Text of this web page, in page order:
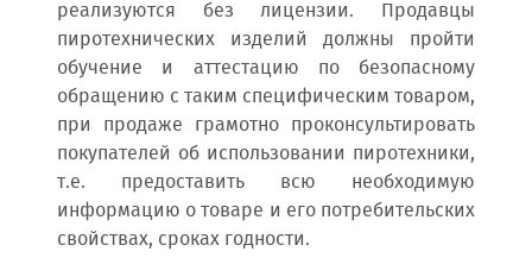
реализуются без лицензии. Продавцы
пиротехнических изделий должны пройти
обучение и аттестацию по безопасному
обращению с таким специфическим товаром,
при продаже грамотно проконсультировать
покупателей об использовании пиротехники,
т.е. предоставить всю необходимую
информацию о товаре и его потребительских
свойствах, сроках годности.